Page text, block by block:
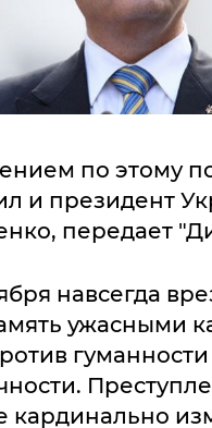
по этому
и президент
передает
навсегда
ужасными
гуманности
кардинально